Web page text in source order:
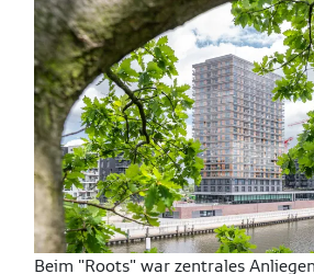
Beim "Roots" war zentrales